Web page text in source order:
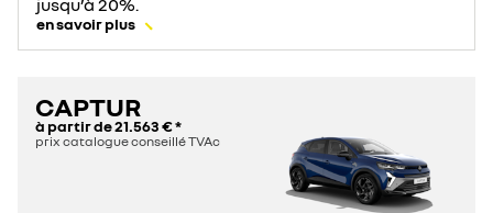
jusqu’à 20%.
en savoir plus
CAPTUR
à partir de21.563 €*
prix catalogue conseillé TVAc